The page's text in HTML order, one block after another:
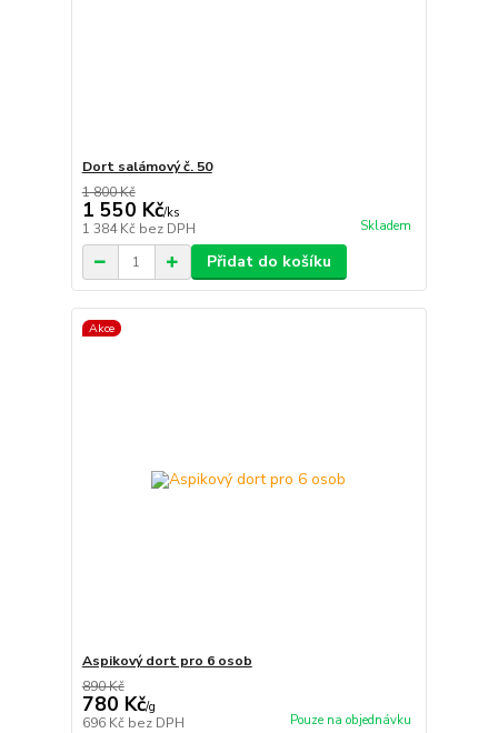
Dort salámový č. 50
1 800 Kč
1 550 Kč/ks
1 384 Kč bez DPH Skladem
Přidat do košíku
Akce
Aspikový dort pro 6 osob
890 Kč
780 Kč/g
696 Kč bez DPH Pouze na objednávku